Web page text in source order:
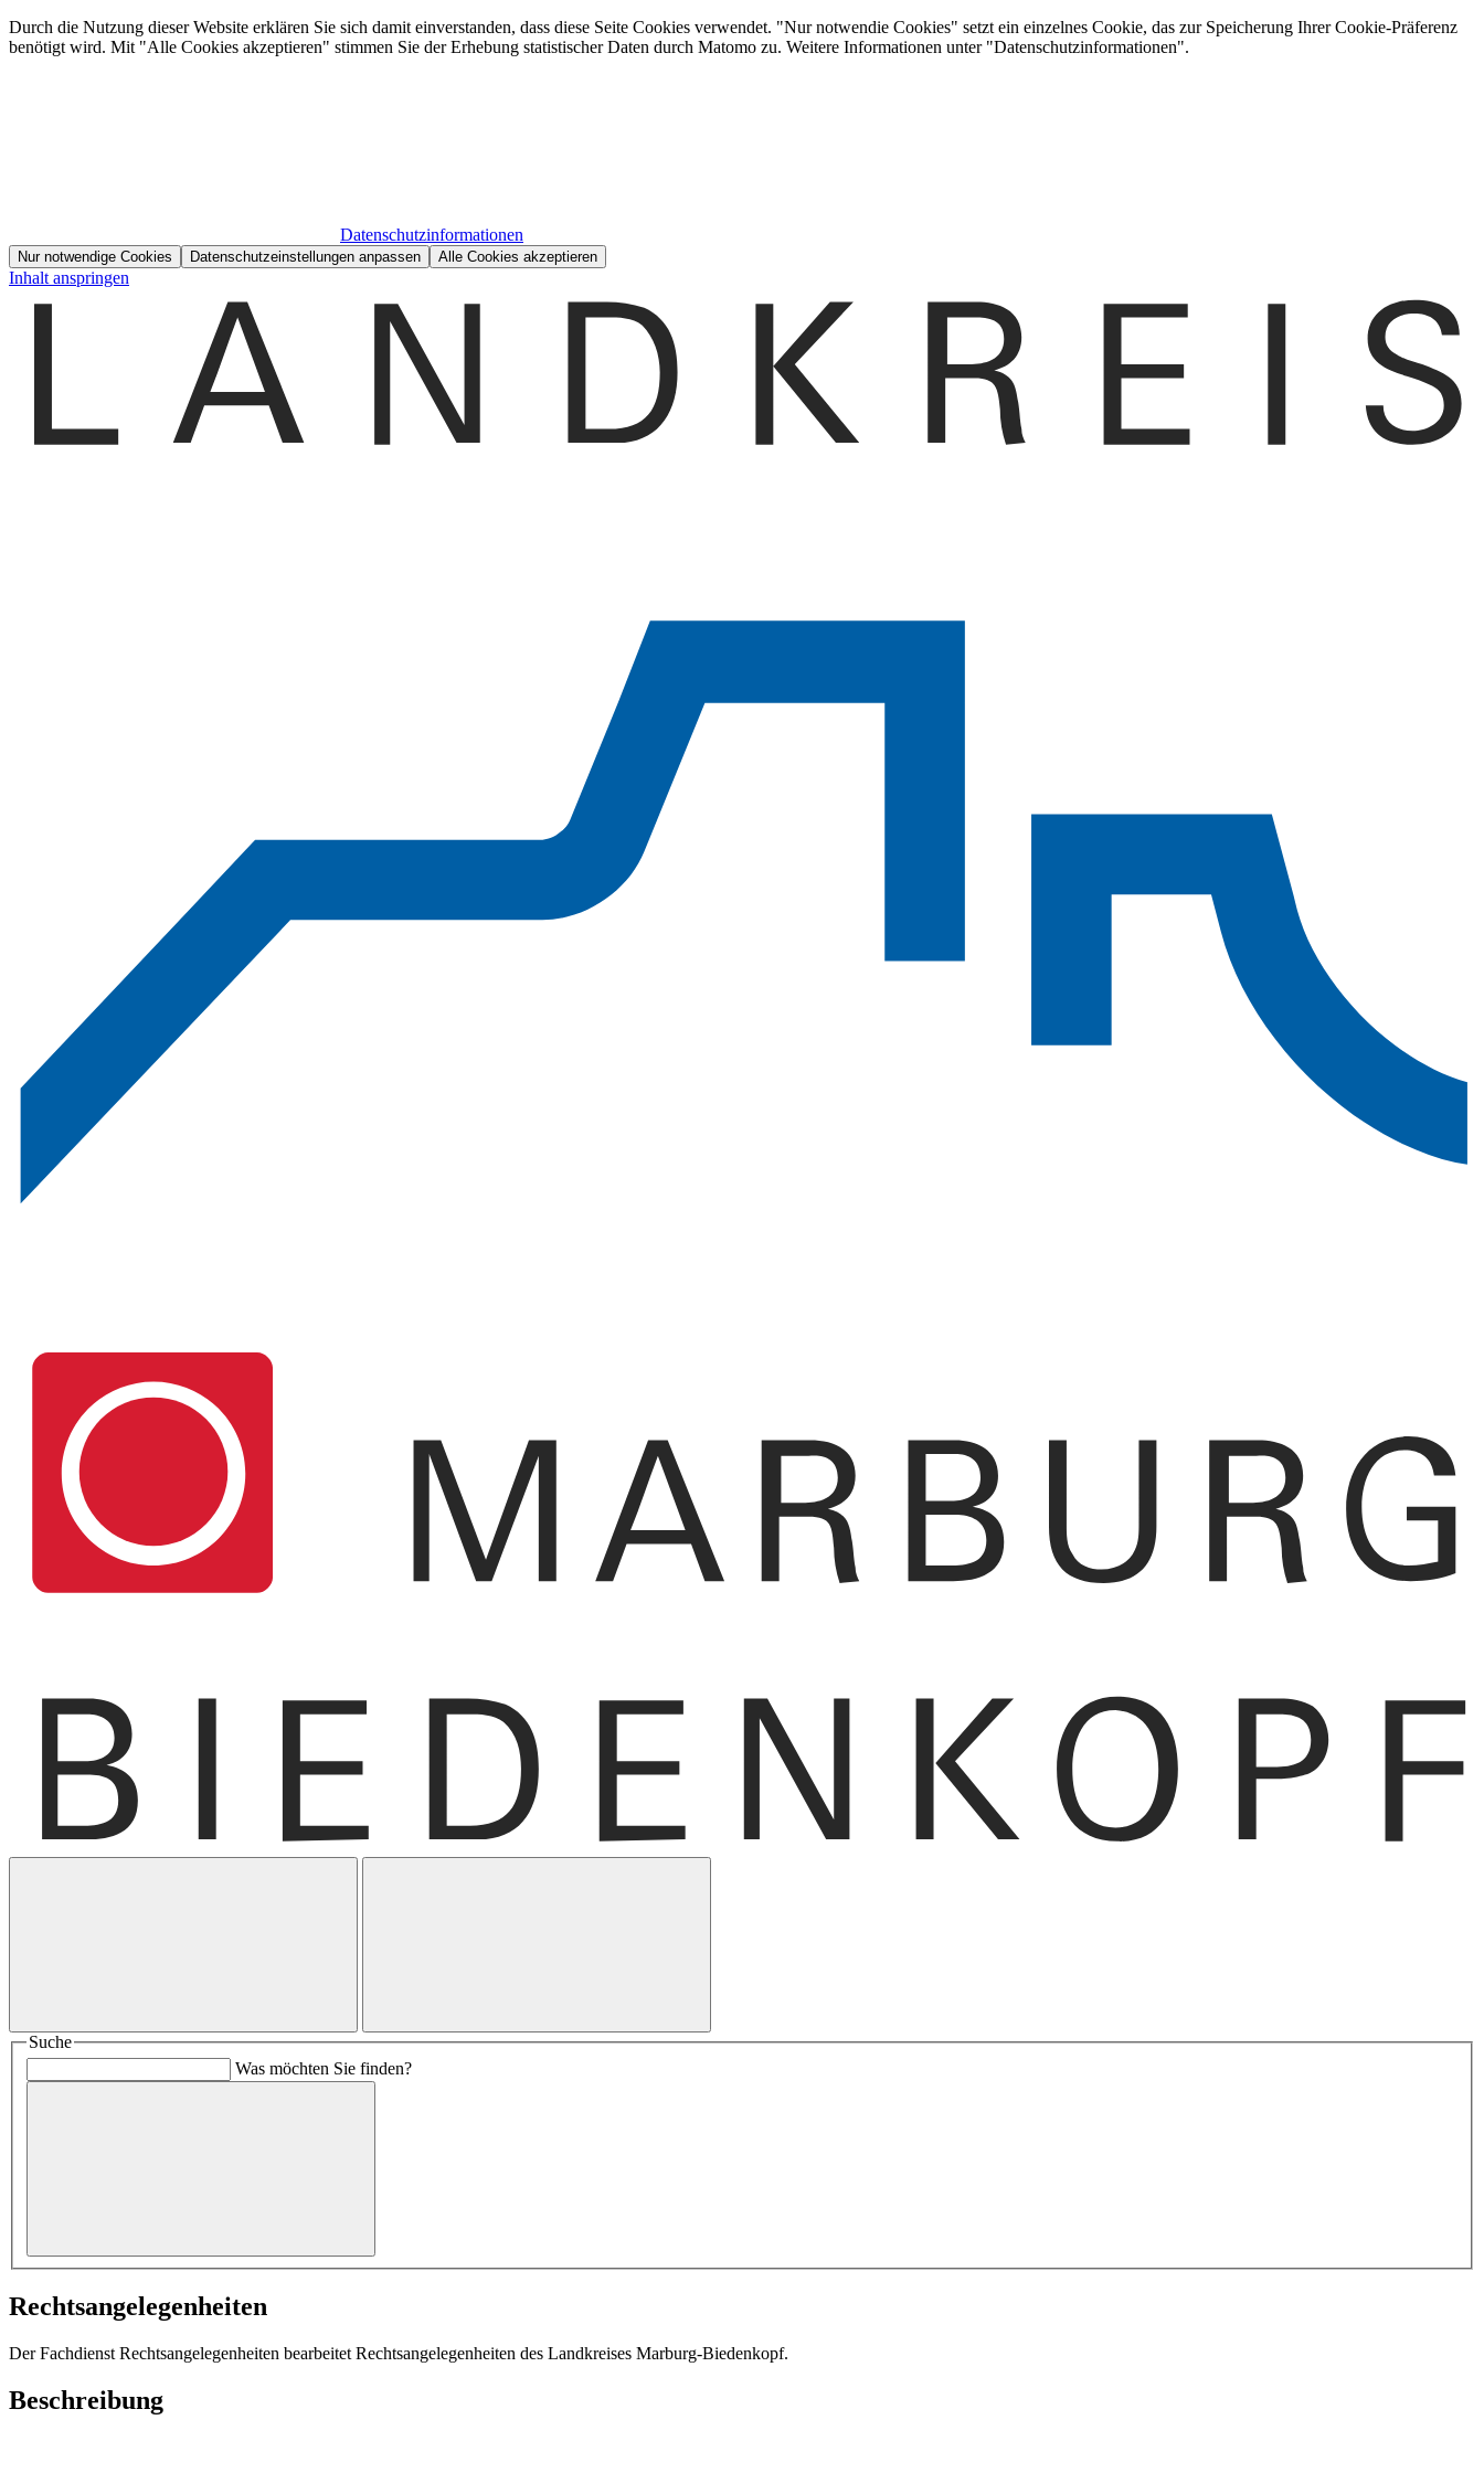
Durch die Nutzung dieser Website erklären Sie sich damit einverstanden, dass diese Seite Cookies verwendet. "Nur notwendie Cookies" setzt ein einzelnes Cookie, das zur Speicherung Ihrer Cookie-Präferenz
benötigt wird. Mit "Alle Cookies akzeptieren" stimmen Sie der Erhebung statistischer Daten durch Matomo zu. Weitere Informationen unter "Datenschutzinformationen".
Datenschutzinformationen
Nur notwendige Cookies Datenschutzeinstellungen anpassen Alle Cookies akzeptieren
Inhalt anspringen
Suche
Was möchten Sie finden?
Rechtsangelegenheiten
Der Fachdienst Rechtsangelegenheiten bearbeitet Rechtsangelegenheiten des Landkreises Marburg-Biedenkopf.
Beschreibung